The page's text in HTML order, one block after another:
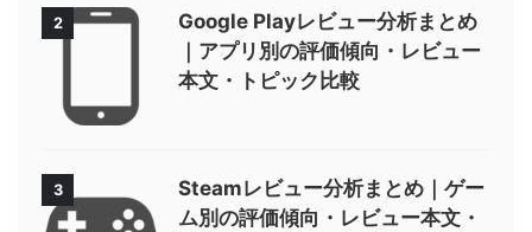
2
Google Playレビュー分析まとめ
｜アプリ別の評価傾向・レビュー
本文・トピック比較
3
Steamレビュー分析まとめ｜ゲー
ム別の評価傾向・レビュー本文・